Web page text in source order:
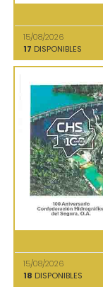
15/08/2026
17 DISPONIBLES
15/08/2026
18 DISPONIBLES